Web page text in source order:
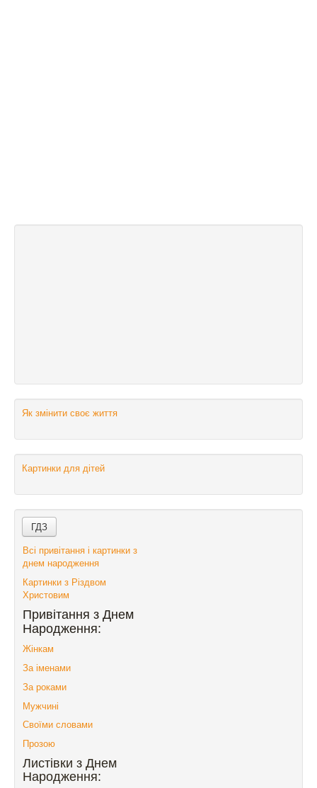
Як змінити своє життя
Картинки для дітей
Всі привітання і картинки з
днем народження
Картинки з Різдвом
Христовим
Привітання з Днем
Народження:
Жінкам
За іменами
За роками
Мужчині
Своїми словами
Прозою
Листівки з Днем
Народження: